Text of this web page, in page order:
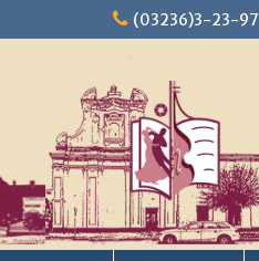
до
(03236)3-23-97